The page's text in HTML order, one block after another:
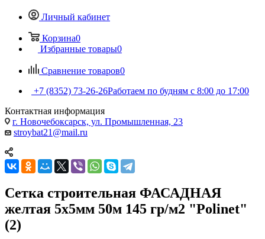
Личный кабинет
Корзина0
Избранные товары0
Сравнение товаров0
+7 (8352) 73-26-26Работаем по будням с 8:00 до 17:00
Контактная информация
г. Новочебоксарск, ул. Промышленная, 23
stroybat21@mail.ru
Сетка строительная ФАСАДНАЯ
желтая 5х5мм 50м 145 гр/м2 "Polinet"
(2)